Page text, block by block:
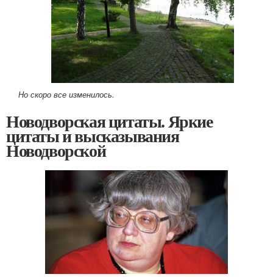
Но скоро все изменилось.
Новодворская цитаты. Яркие
цитаты и высказывания
Новодворской